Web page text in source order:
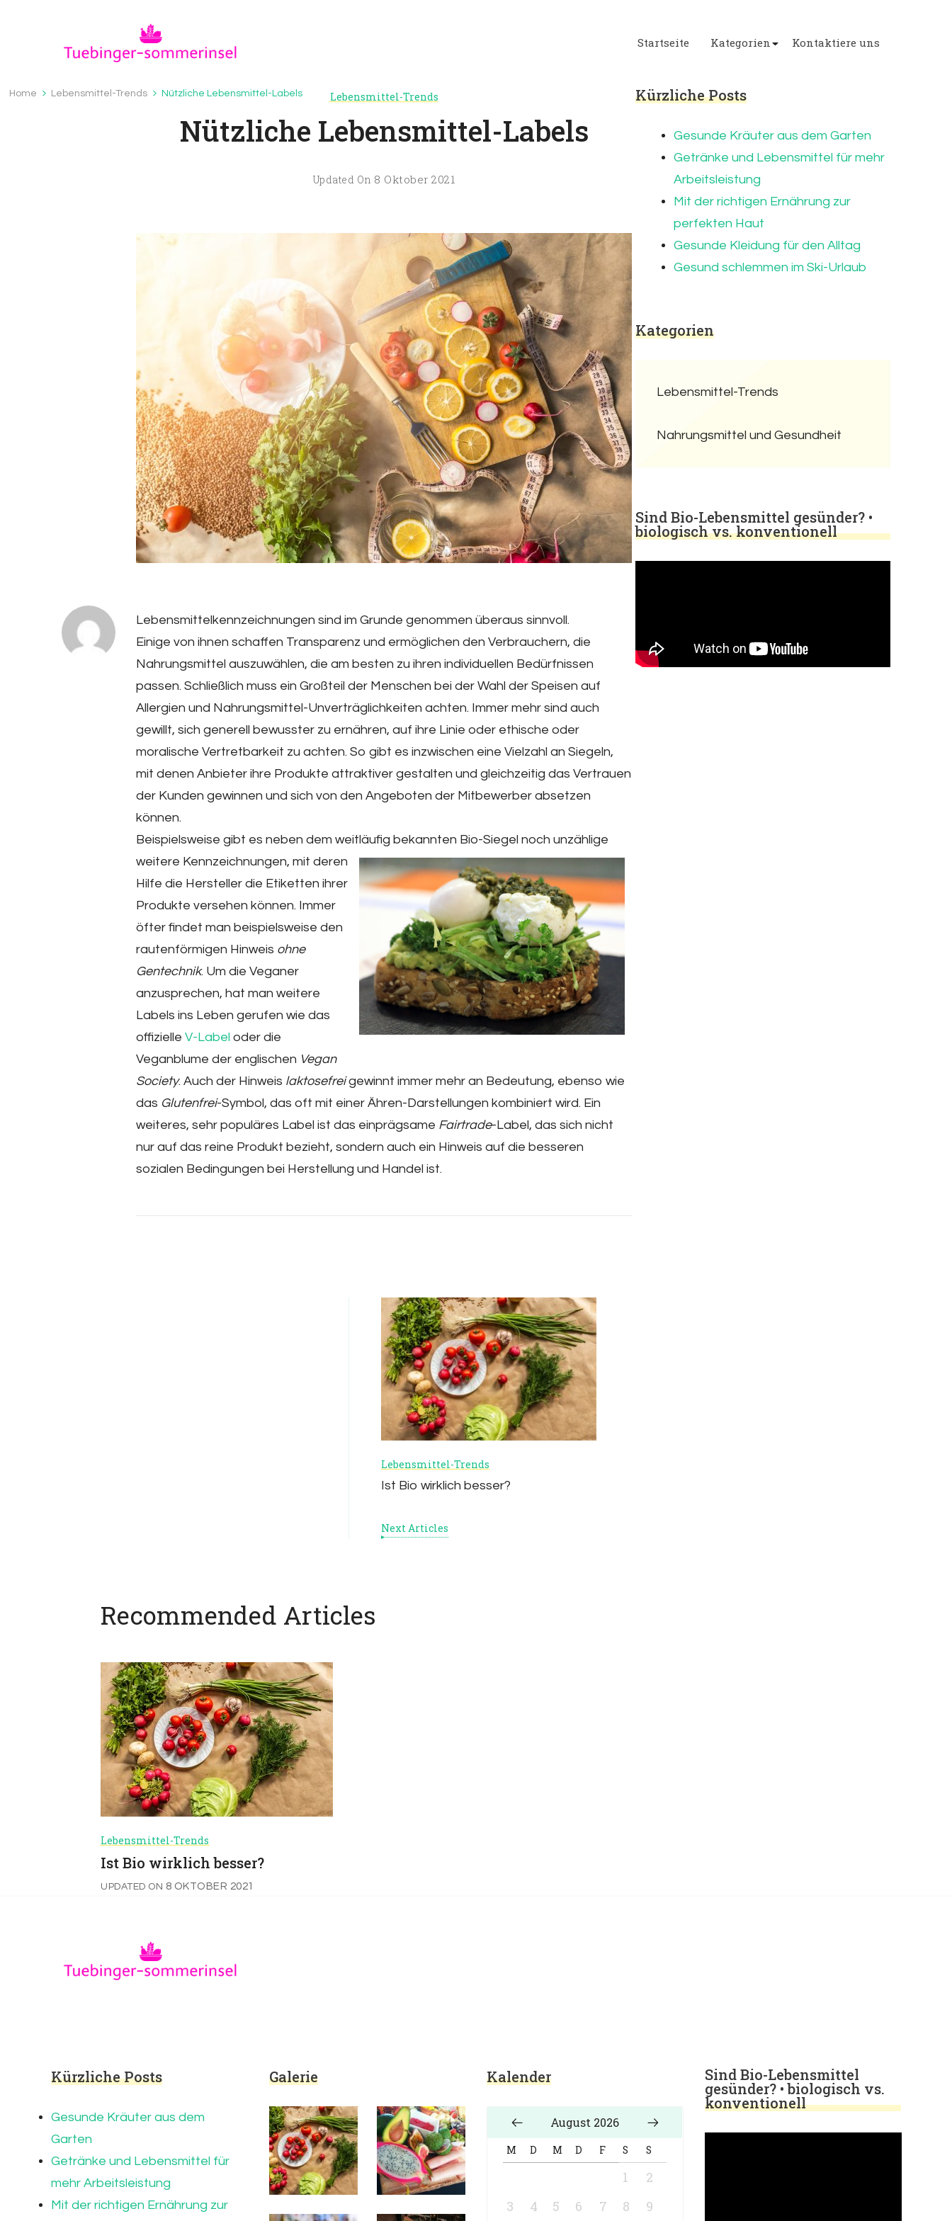
Startseite Kategorien Kontaktiere uns
Home Lebensmittel-Trends Nützliche Lebensmittel-Labels Lebensmittel-Trends
Nützliche Lebensmittel-Labels
Updated On 8 Oktober 2021
Lebensmittelkennzeichnungen sind im Grunde genommen überaus sinnvoll.
Einige von ihnen schaffen Transparenz und ermöglichen den Verbrauchern, die
Nahrungsmittel auszuwählen, die am besten zu ihren individuellen Bedürfnissen
passen. Schließlich muss ein Großteil der Menschen bei der Wahl der Speisen auf
Allergien und Nahrungsmittel-Unverträglichkeiten achten. Immer mehr sind auch
gewillt, sich generell bewusster zu ernähren, auf ihre Linie oder ethische oder
moralische Vertretbarkeit zu achten. So gibt es inzwischen eine Vielzahl an Siegeln,
mit denen Anbieter ihre Produkte attraktiver gestalten und gleichzeitig das Vertrauen
der Kunden gewinnen und sich von den Angeboten der Mitbewerber absetzen
können.
Beispielsweise gibt es neben dem weitläufig bekannten Bio-Siegel noch unzählige
weitere Kennzeichnungen, mit deren
Hilfe die Hersteller die Etiketten ihrer
Produkte versehen können. Immer
öfter findet man beispielsweise den
rautenförmigen Hinweis ohne
Gentechnik. Um die Veganer
anzusprechen, hat man weitere
Labels ins Leben gerufen wie das
offizielle V-Label oder die
Veganblume der englischen Vegan
Society. Auch der Hinweis laktosefreigewinnt immer mehr an Bedeutung, ebenso wie
das Glutenfrei-Symbol, das oft mit einer Ähren-Darstellungen kombiniert wird. Ein
weiteres, sehr populäres Label ist das einprägsame Fairtrade-Label, das sich nicht
nur auf das reine Produkt bezieht, sondern auch ein Hinweis auf die besseren
sozialen Bedingungen bei Herstellung und Handel ist.
Lebensmittel-Trends
Ist Bio wirklich besser?
Next Articles
Recommended Articles
Lebensmittel-Trends
Ist Bio wirklich besser?
UPDATED ON 8 OKTOBER 2021
Kürzliche Posts
Gesunde Kräuter aus dem Garten
Getränke und Lebensmittel für mehr
Arbeitsleistung
Mit der richtigen Ernährung zur
perfekten Haut
Gesunde Kleidung für den Alltag
Gesund schlemmen im Ski-Urlaub
Kategorien
Lebensmittel-Trends
Nahrungsmittel und Gesundheit
Sind Bio-Lebensmittel gesünder? •
biologisch vs. konventionell
Kürzliche Posts
Gesunde Kräuter aus dem
Garten
Getränke und Lebensmittel für
mehr Arbeitsleistung
Mit der richtigen Ernährung zur
Galerie Kalender
August 2026
M D M D F S S
1
2
3
4 5 6 7 8 9
Sind Bio-Lebensmittel
gesünder? • biologisch vs.
konventionell